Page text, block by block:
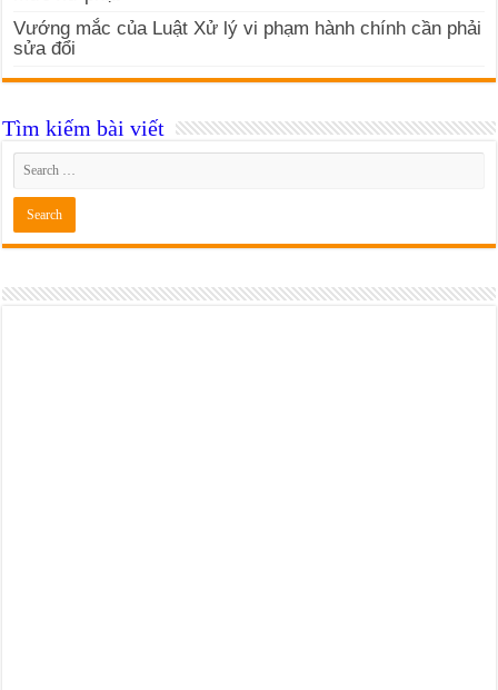
Vướng mắc của Luật Xử lý vi phạm hành chính cần phải
sửa đổi
Tìm kiếm bài viết